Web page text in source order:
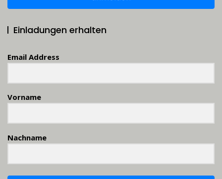
Einladungen erhalten
Email Address
Vorname
Nachname